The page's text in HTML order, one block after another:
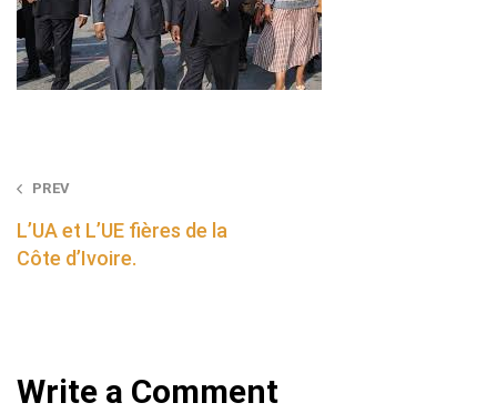
Post
navigation
PREV
L’UA et L’UE fières de la
Côte d’Ivoire.
Write a Comment